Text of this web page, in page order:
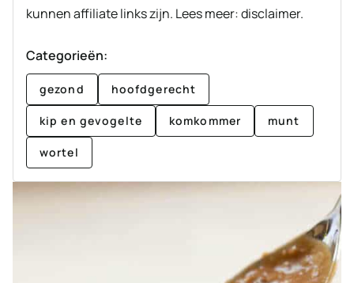
kunnen affiliate links zijn. Lees meer: disclaimer.
Categorieën:
gezond hoofdgerecht
kip en gevogelte komkommer munt
wortel